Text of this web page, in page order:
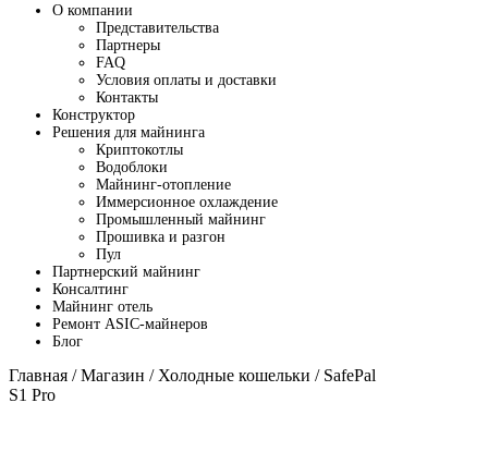
О компании
Представительства
Партнеры
FAQ
Условия оплаты и доставки
Контакты
Конструктор
Решения для майнинга
Криптокотлы
Водоблоки
Майнинг-отопление
Иммерсионное охлаждение
Промышленный майнинг
Прошивка и разгон
Пул
Партнерский майнинг
Консалтинг
Майнинг отель
Ремонт ASIC-майнеров
Блог
Главная /Магазин / Холодные кошельки / SafePal
S1 Pro